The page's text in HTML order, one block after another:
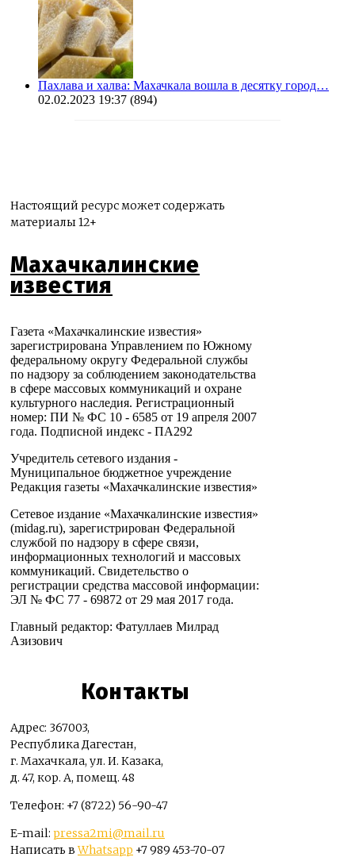
Пахлава и халва: Махачкала вошла в десятку город…
02.02.2023 19:37 (894)
Настоящий ресурс может содержать
материалы 12+
Махачкалинские
известия
Газета «Махачкалинские известия»
зарегистрирована Управлением по Южному
федеральному округу Федеральной службы
по надзору за соблюдением законодательства
в сфере массовых коммуникаций и охране
культурного наследия. Регистрационный
номер: ПИ № ФС 10 - 6585 от 19 апреля 2007
года. Подписной индекс - ПА292
Учредитель сетевого издания -
Муниципальное бюджетное учреждение
Редакция газеты «Махачкалинские известия»
Сетевое издание «Махачкалинские известия»
(midag.ru), зарегистрирован Федеральной
службой по надзору в сфере связи,
информационных технологий и массовых
коммуникаций. Свидетельство о
регистрации средства массовой информации:
ЭЛ № ФС 77 - 69872 от 29 мая 2017 года.
Главный редактор: Фатуллаев Милрад
Азизович
Контакты
Адрес: 367003,
Республика Дагестан,
г. Махачкала, ул. И. Казака,
д. 47, кор. А, помещ. 48
Телефон: +7 (8722) 56-90-47
E-mail: pressa2mi@mail.ru
Написать вWhatsapp +7 989 453-70-07